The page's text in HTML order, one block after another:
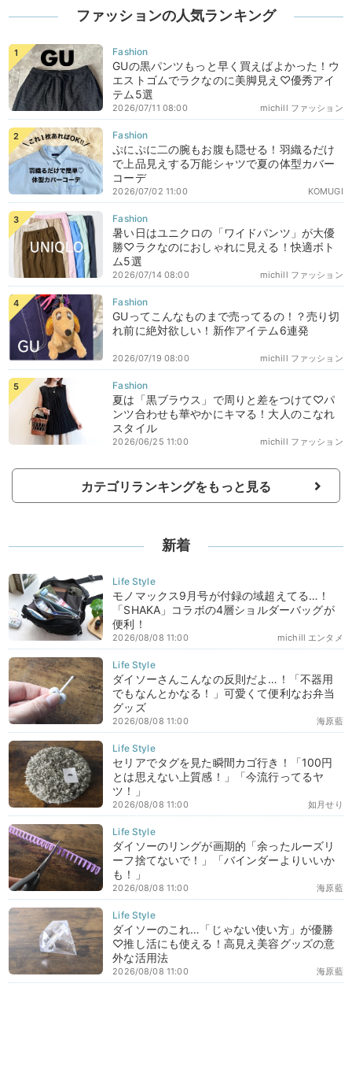
ファッションの人気ランキング
GUの黒パンツもっと早く買えばよかった！ウ
エストゴムでラクなのに美脚見え♡優秀アイ
テム5選
michill ファッション
2026/07/11 08:00
ぷにぷに二の腕もお腹も隠せる！羽織るだけ
で上品見えする万能シャツで夏の体型カバー
コーデ
KOMUGI
2026/07/02 11:00
暑い日はユニクロの「ワイドパンツ」が大優
勝♡ラクなのにおしゃれに見える！快適ボト
ム5選
michill ファッション
2026/07/14 08:00
GUってこんなものまで売ってるの！？売り切
れ前に絶対欲しい！新作アイテム6連発
michill ファッション
2026/07/19 08:00
夏は「黒ブラウス」で周りと差をつけて♡パ
ンツ合わせも華やかにキマる！大人のこなれ
スタイル
michill ファッション
2026/06/25 11:00
カテゴリランキングをもっと見る
新着
モノマックス9月号が付録の域超えてる…！
「SHAKA」コラボの4層ショルダーバッグが
便利！
michill エンタメ
2026/08/08 11:00
ダイソーさんこんなの反則だよ…！「不器用
でもなんとかなる！」可愛くて便利なお弁当
グッズ
海原藍
2026/08/08 11:00
セリアでタグを見た瞬間カゴ行き！「100円
とは思えない上質感！」「今流行ってるヤ
ツ！」
如月せり
2026/08/08 11:00
ダイソーのリングが画期的「余ったルーズリ
ーフ捨てないで！」「バインダーよりいいか
も！」
海原藍
2026/08/08 11:00
ダイソーのこれ…「じゃない使い方」が優勝
♡推し活にも使える！高見え美容グッズの意
外な活用法
海原藍
2026/08/08 11:00